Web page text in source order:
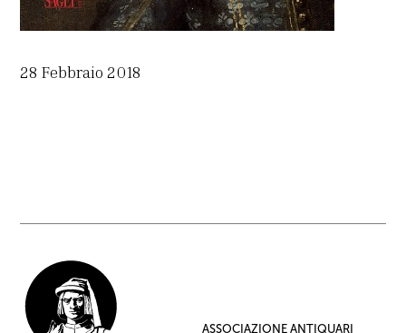
28 Febbraio 2018
ASSOCIAZIONE ANTIQUARI